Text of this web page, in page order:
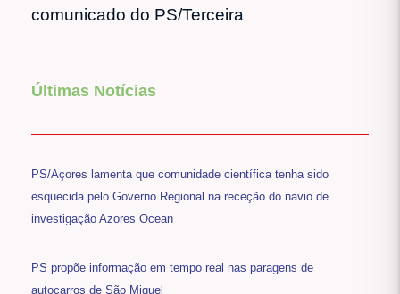
comunicado do PS/Terceira
Últimas Notícias
PS/Açores lamenta que comunidade científica tenha sido
esquecida pelo Governo Regional na receção do navio de
investigação Azores Ocean
PS propõe informação em tempo real nas paragens de
autocarros de São Miguel